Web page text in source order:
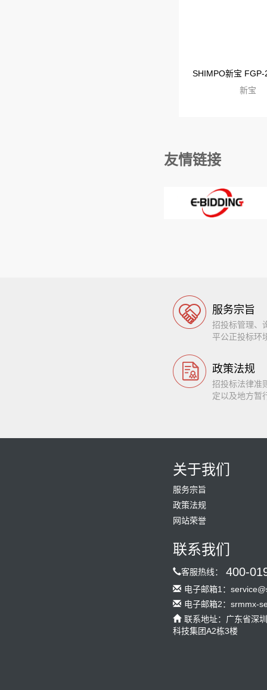
新宝
友情链接
服务宗旨
招投标管理、
平公正投标环
政策法规
招投标法律准
定以及地方暂
关于我们
服务宗旨
政策法规
网站荣誉
联系我们
客服热线： 400-
电子邮箱1：
电子邮箱2：srmmx-
联系地址：广东省深
科技集团A2栋3楼